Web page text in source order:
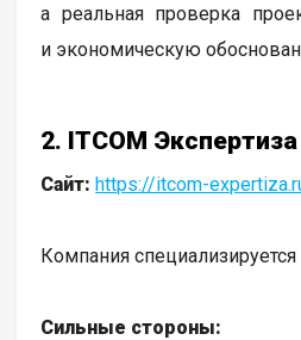
а реальная проверка
и экономическую
2. ITCOM Экспертиза
Сайт: https://itcom-
Компания
Сильные стороны: